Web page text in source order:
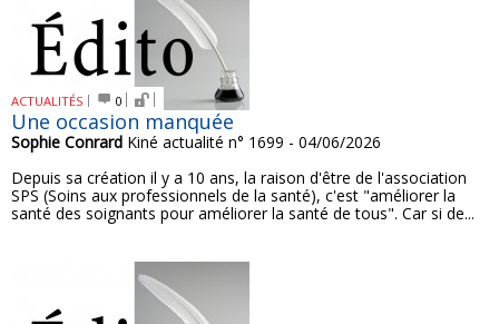
ACTUALITÉS 0
Une occasion manquée
Sophie Conrard Kiné actualité n° 1699 - 04/06/2026
Depuis sa création il y a 10 ans, la raison d'être de l'association
SPS (Soins aux professionnels de la santé), c'est "améliorer la
santé des soignants pour améliorer la santé de tous". Car si de...